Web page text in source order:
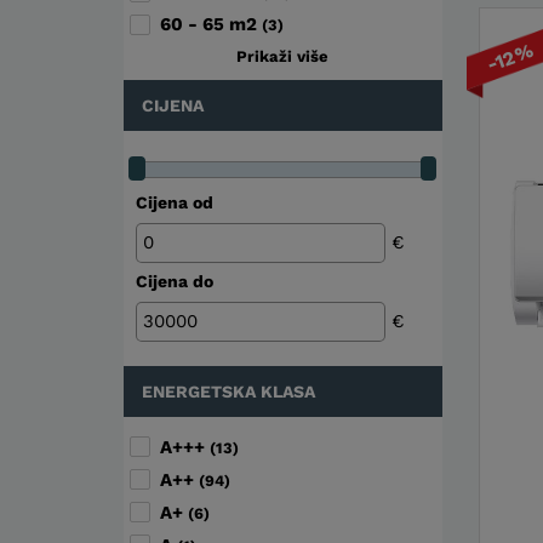
60 - 65 m2 (3)
Prikaži više
CIJENA
Cijena od
€
Cijena do
€
ENERGETSKA KLASA
A+++ (13)
A++ (94)
A+ (6)
-12%